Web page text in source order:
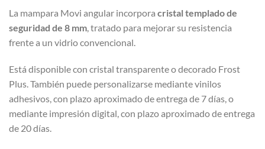
La mampara Movi angular incorpora cristal templado de
seguridad de 8 mm , tratado para mejorar su resistencia
frente a un vidrio convencional.
Está disponible con cristal transparente o decorado Frost
Plus. También puede personalizarse mediante vinilos
adhesivos, con plazo aproximado de entrega de 7 días, o
mediante impresión digital, con plazo aproximado de entrega
de 20 días.